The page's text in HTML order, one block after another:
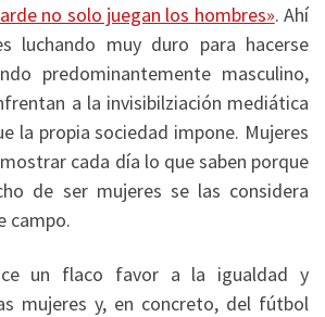
no solo juegan los hombres». Ahí
luchando muy duro para hacerse
predominantemente masculino,
a la invisibilziación mediática
la propia sociedad impone. Mujeres
cada día lo que saben porque
de ser mujeres se las considera
campo.
un flaco favor a la igualdad y
mujeres y, en concreto, del fútbol